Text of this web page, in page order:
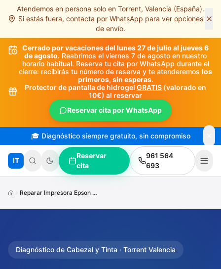
Saltar al contenido principal
Atendemos en persona solo en Torrent, Valencia (España).
Si estás fuera, contacta por WhatsApp para ver opciones
de envío.
Cerrado por vacaciones del lunes 27 de julio al jueves 6
de agosto. Reabrimos el viernes 7 de agosto en nuestro
horario habitual. Reserva tu cita por WhatsApp durante el
cierre: recibirás tu número de reserva y te atenderemos los
primeros, sin esperas.
Protector de pantalla de hidrogel GRATIS (valorado en
10€) al reservar
Reservar cita por WhatsApp
🎓 Diagnóstico siempre gratuito, sin compromiso
IT
Reservar
cita
961 564
693
Reparar Impresora Epson No Imprime
Diagnóstico de Cabezal y Tinta · Torrent Valencia